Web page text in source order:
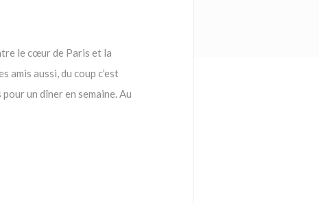
le cœur de Paris et la
amis aussi, du coup c’est
un dîner en semaine. Au